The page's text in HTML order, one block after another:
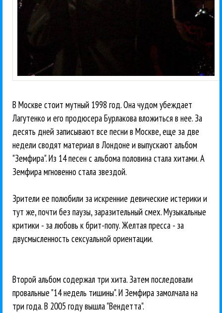
В Москве стоит мутный 1998 год. Она чудом убеждает
Лагутенко и его продюсера Бурлакова вложиться в нее. За
десять дней записывают все песни в Москве, еще за две
недели сводят материал в Лондоне и выпускают альбом
"Земфира". Из 14 песен с альбома половина стала хитами. А
Земфира мгновенно стала звездой.
Зрители ее полюбили за искренние девические истерики и
тут же, почти без паузы, заразительный смех. Музыкальные
критики - за любовь к брит-попу. Желтая пресса - за
двусмысленность сексуальной ориентации.
Второй альбом содержал три хита. Затем последовали
провальные "14 недель тишины". И Земфира замолчала на
три года. В 2005 году вышла "Вендетта".